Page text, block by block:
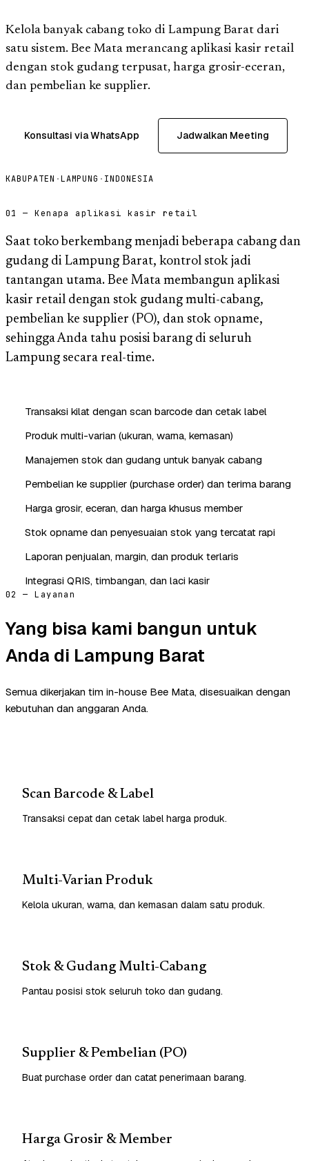
Kelola banyak cabang toko di Lampung Barat dari
satu sistem. Bee Mata merancang aplikasi kasir retail
dengan stok gudang terpusat, harga grosir-eceran,
dan pembelian ke supplier.
Konsultasi via WhatsApp Jadwalkan Meeting
KABUPATEN ·LAMPUNG · INDONESIA
01 — Kenapa aplikasi kasir retail
Saat toko berkembang menjadi beberapa cabang dan
gudang di Lampung Barat, kontrol stok jadi
tantangan utama. Bee Mata membangun aplikasi
kasir retail dengan stok gudang multi-cabang,
pembelian ke supplier (PO), dan stok opname,
sehingga Anda tahu posisi barang di seluruh
Lampung secara real-time.
Transaksi kilat dengan scan barcode dan cetak label
Produk multi-varian (ukuran, warna, kemasan)
Manajemen stok dan gudang untuk banyak cabang
Pembelian ke supplier (purchase order) dan terima barang
Harga grosir, eceran, dan harga khusus member
Stok opname dan penyesuaian stok yang tercatat rapi
Laporan penjualan, margin, dan produk terlaris
Integrasi QRIS, timbangan, dan laci kasir
02 — Layanan
Yang bisa kami bangun untuk
Anda di Lampung Barat
Semua dikerjakan tim in-house Bee Mata, disesuaikan dengan
kebutuhan dan anggaran Anda.
Scan Barcode & Label
Transaksi cepat dan cetak label harga produk.
Multi-Varian Produk
Kelola ukuran, warna, dan kemasan dalam satu produk.
Stok & Gudang Multi-Cabang
Pantau posisi stok seluruh toko dan gudang.
Supplier & Pembelian (PO)
Buat purchase order dan catat penerimaan barang.
Harga Grosir & Member